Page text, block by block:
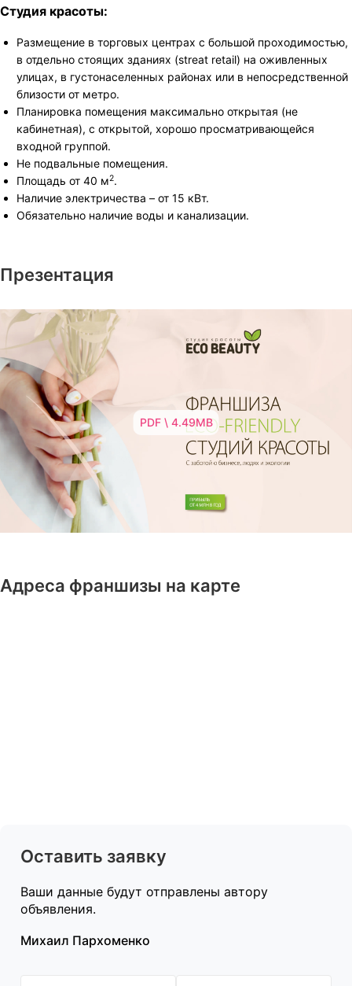
Студия красоты:
Размещение в торговых центрах с большой проходимостью,
в отдельно стоящих зданиях (streat retail) на оживленных
улицах, в густонаселенных районах или в непосредственной
близости от метро.
Планировка помещения максимально открытая (не
кабинетная), с открытой, хорошо просматривающейся
входной группой.
Не подвальные помещения.
Площадь от 40 м2.
Наличие электричества – от 15 кВт.
Обязательно наличие воды и канализации.
Презентация
PDF \ 4.49MB
Адреса франшизы на карте
Оставить заявку
Ваши данные будут отправлены автору
объявления.
Михаил Пархоменко